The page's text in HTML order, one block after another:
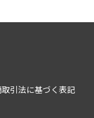
引法に基づく表記